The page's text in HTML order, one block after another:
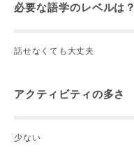
必要な語学のレベルは？
話せなくても大丈夫
アクティビティの多さ
少ない